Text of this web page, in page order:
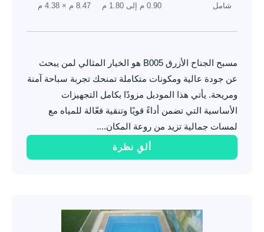
شامل 0.90 م إلى 1.80 م 8.47 م × 4.38 م
مسبح الجناح الأزرق B005 هو الخيار المثالي لمن يبحث
عن جودة عالية ومكونات متكاملة تمنحك تجربة سباحة آمنة
ومريحة. يأتي هذا الموديل مزودًا بكامل التجهيزات
الأساسية التي تضمن أداءً قويًا وتنقية فعّالة للمياه مع
لمسات جمالية تزيد من روعة المكان....
ألقِ نظرة